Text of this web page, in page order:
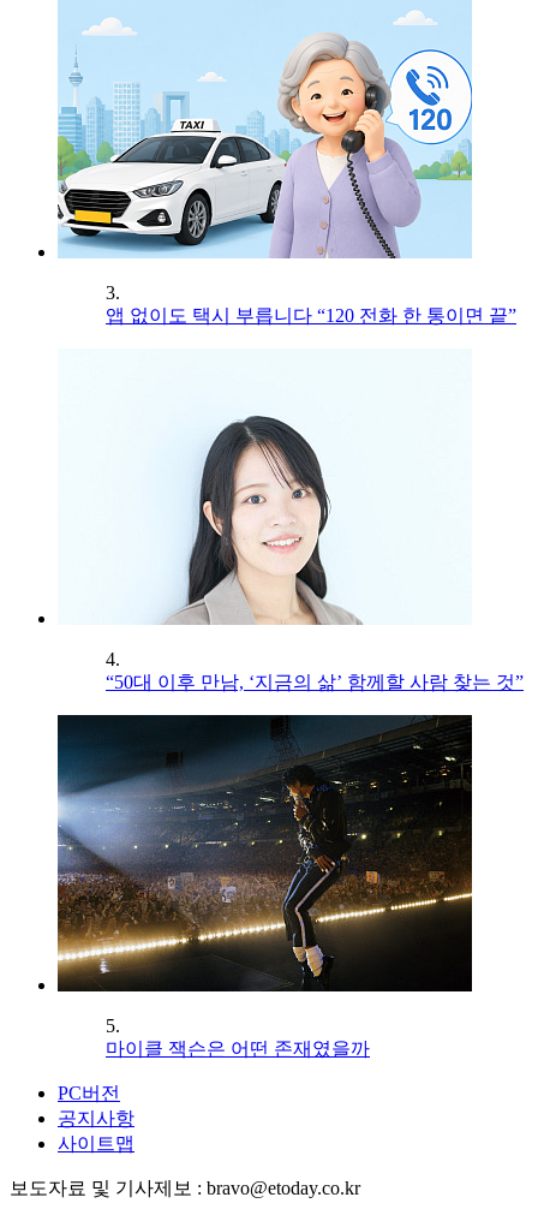
3.
앱 없이도 택시 부릅니다 “120 전화 한 통이면 끝”
4.
“50대 이후 만남, ‘지금의 삶’ 함께할 사람 찾는 것”
5.
마이클 잭슨은 어떤 존재였을까
PC버전
공지사항
사이트맵
보도자료 및 기사제보 : bravo@etoday.co.kr